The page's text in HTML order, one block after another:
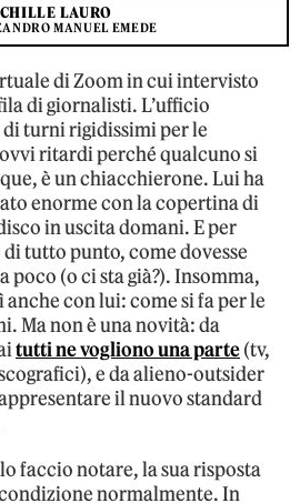
LAURO
MANUEL EMEDE
di Zoom in cui intervisto
di giornalisti. L’ufficio
turni rigidissimi per le
ritardi perché qualcuno si
è un chiacchierone. Lui ha
enorme con la copertina di
in uscita domani. E per
di tutto punto, come dovesse
poco (o ci sta già?). Insomma,
anche con lui: come si fa per le
Ma non è una novità: da
tutti ne vogliono una parte(tv,
e da alieno-outsider
il nuovo standard
faccio notare, la sua risposta
normalmente. In